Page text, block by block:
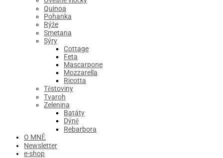
Quinoa
Pohanka
Rýže
Smetana
Sýry
Cottage
Feta
Mascarpone
Mozzarella
Ricotta
Těstoviny
Tvaroh
Zelenina
Batáty
Dýně
Rebarbora
O MNĚ
Newsletter
e-shop